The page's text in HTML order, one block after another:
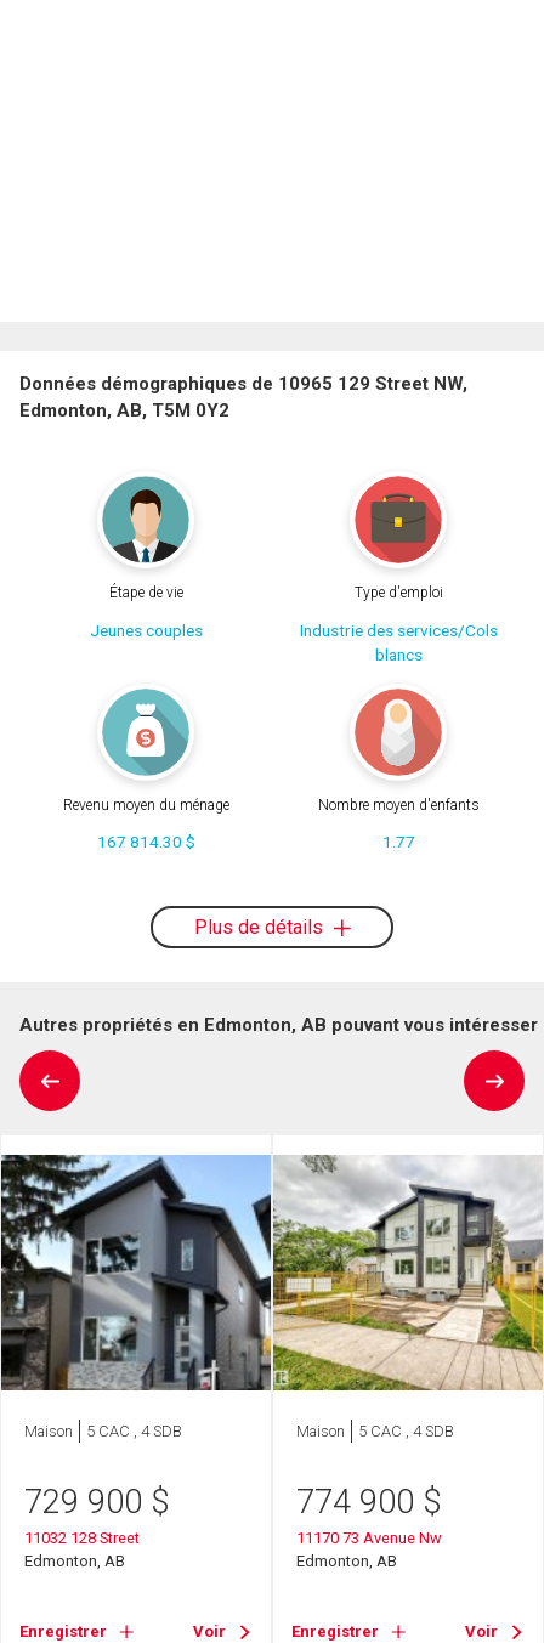
Données démographiques de 10965 129 Street NW,
Edmonton, AB, T5M 0Y2
Étape de vie
Jeunes couples
Type d'emploi
Industrie des services/Cols
blancs
Revenu moyen du ménage
167 814.30 $
Nombre moyen d'enfants
1.77
Plus de détails
Autres propriétés en Edmonton, AB pouvant vous intéresser
Maison 5 CAC , 4 SDB
729 900 $
11032 128 Street
Edmonton, AB
Enregistrer Voir
Maison 5 CAC , 4 SDB
774 900 $
11170 73 Avenue Nw
Edmonton, AB
Enregistrer Voir